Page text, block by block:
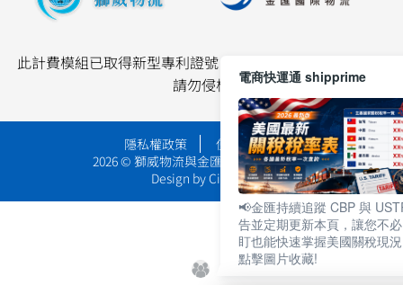
此計費模組已取得新型專利證號 M654382 及技術報告保護
請勿侵權
隱私權政策
使用者條款
2026 © 獅威物流與金匯國際物流 版權所有
Design byCianwang
電商快運通 shipprime
📢金匯持續追蹤 CBP 與
告並定期更新本頁，讓您不
盯也能快速掌握美國關稅現
點擊圖片收藏!